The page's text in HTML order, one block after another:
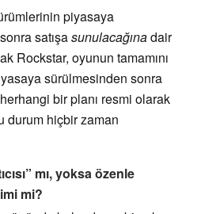
piyasaya
satışasunulacağınadair
Rockstar, oyunun tamamını
sürülmesinden sonra
bir planı resmi olarak
durum hiçbir zaman
mı, yoksa özenle
mi?